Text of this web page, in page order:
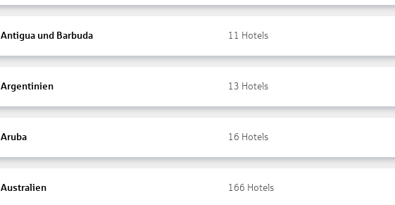
Antigua und Barbuda 11 Hotels
Argentinien 13 Hotels
Aruba 16 Hotels
Australien 166 Hotels